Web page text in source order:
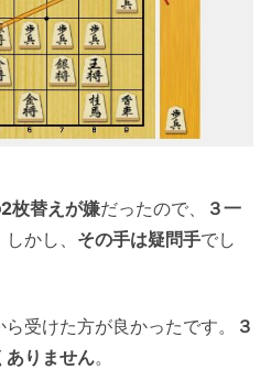
枚替えが嫌だったので、
３一
かし、 その手は疑問手でし
ら受けた方が良かったです。
３
ありません。